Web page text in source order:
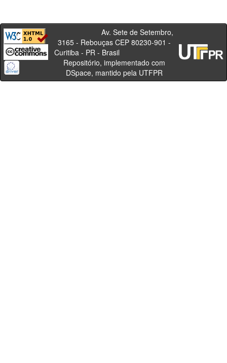
Av. Sete de Setembro,
3165 - Rebouças CEP 80230-901 -
Curitiba - PR - Brasil
Repositório, implementado com
DSpace, mantido pela UTFPR